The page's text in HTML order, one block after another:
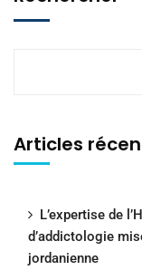
Articles
L’expertise de
d’addictologie
jordanienne